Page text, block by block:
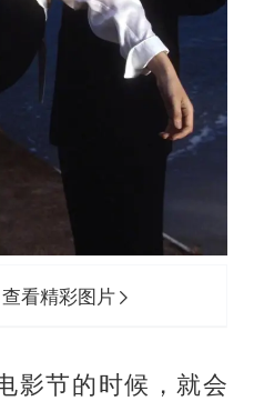
看精彩图片
影节的时候，就会